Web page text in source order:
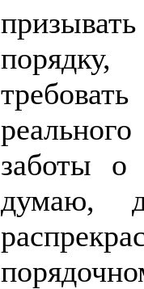
порядку,
заботы
думаю,